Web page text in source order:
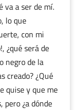
va a ser de mí.
lo que
con mi
¿qué será de
negro de la
creado? ¿Qué
quise y que me
pero ¿a dónde